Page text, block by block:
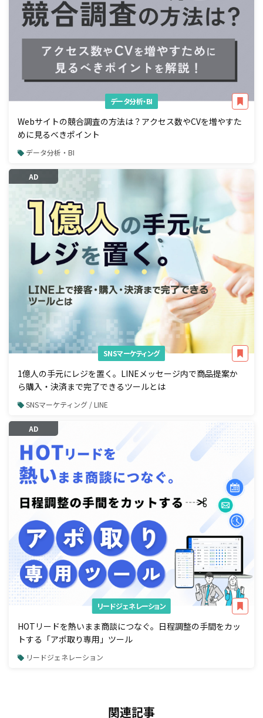
データ分析・BI
Webサイトの競合調査の方法は？アクセス数やCVを増やすた
めに見るべきポイント
データ分析・BI
AD
SNSマーケティング
1億人の手元にレジを置く。LINEメッセージ内で商品提案か
ら購入・決済まで完了できるツールとは
SNSマーケティング / LINE
AD
リードジェネレーション
HOTリードを熱いまま商談につなぐ。日程調整の手間をカッ
トする「アポ取り専用」ツール
リードジェネレーション
関連記事